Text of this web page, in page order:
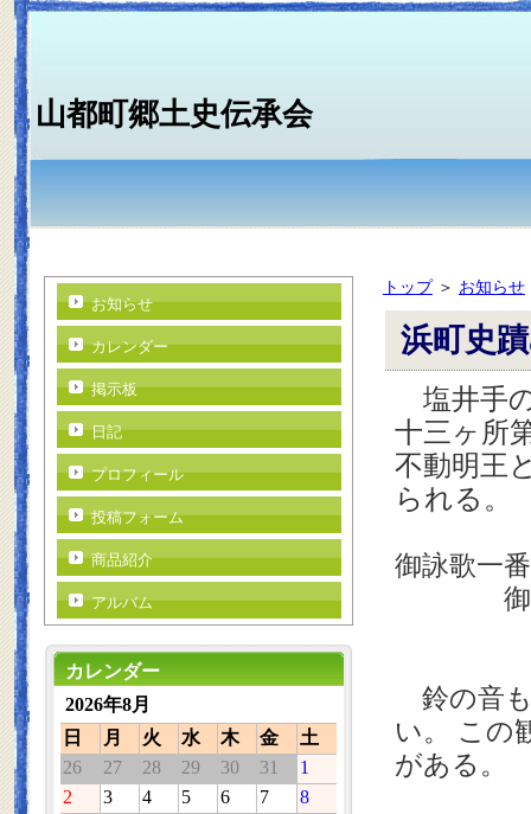
山都町郷土史伝承会
トップ＞ お知らせ
浜町
塩井手
十三ヶ所
不動明王
られる。
御詠歌一番
御山よ
鈴の音も
い。 この
がある。
お知らせ
カレンダー
掲示板
日記
プロフィール
投稿フォーム
商品紹介
アルバム
カレンダー
2026年8月
日
月 火 水 木 金
土
26
27 28 29 30 31
1
2
3 4 5 6 7
8